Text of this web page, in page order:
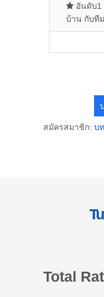
อันดับ1
บ้าน กับที
สมัครสมาชิก: บ
Total